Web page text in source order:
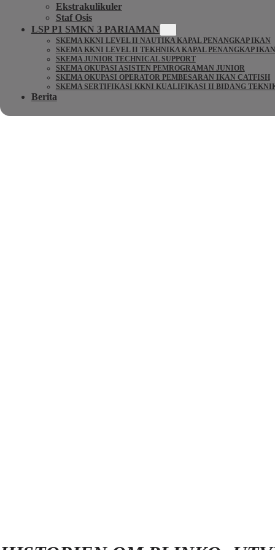
Ekstrakulikuler
Staf Osis
LSP P1 SMKN 3 PARIAMAN
SKEMA KKNI LEVEL II NAUTIKA KAPAL PENANGKAP IKAN
SKEMA KKNI LEVEL II TEKHNIKA KAPAL PENANGKAP IKAN
SKEMA JUNIOR TECHNICAL SUPPORT
SKEMA OKUPASI ASISTEN PEMROGRAMAN JUNIOR
SKEMA OKUPASI OPERATOR PEMBESARAN IKAN CATFISH
SKEMA SERTIFIKASI KKNI KUALIFIKASI II BIDANG
Berita